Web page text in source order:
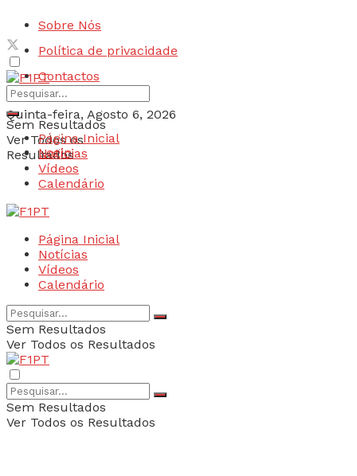
Sobre Nós
Política de privacidade
Contactos
Quinta-feira, Agosto 6, 2026
Login
Sem Resultados
Ver Todos os
Resultados
Página Inicial
Notícias
Vídeos
Calendário
Página Inicial
Notícias
Vídeos
Calendário
Sem Resultados
Ver Todos os Resultados
Sem Resultados
Ver Todos os Resultados